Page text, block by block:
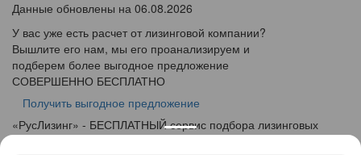
Данные обновлены на 06.08.2026
У вас уже есть расчет от лизинговой компании?
Вышлите его нам, мы его проанализируем и
подберем более выгодное предложение
СОВЕРШЕННО БЕСПЛАТНО
Получить выгодное предложение
«РусЛизинг» - БЕСПЛАТНЫЙ сервис подбора лизинговых